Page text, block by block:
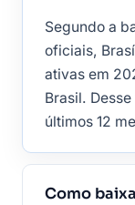
Segundo a
oficiais,
ativas em
Brasil.
últimos 12
Como